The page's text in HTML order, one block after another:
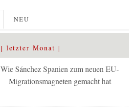
NEU
letzter Monat
Wie Sánchez Spanien zum neuen EU-
Migrationsmagneten gemacht hat